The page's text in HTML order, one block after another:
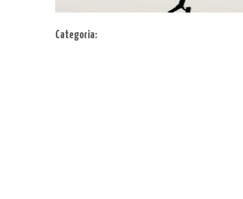
Categoria: